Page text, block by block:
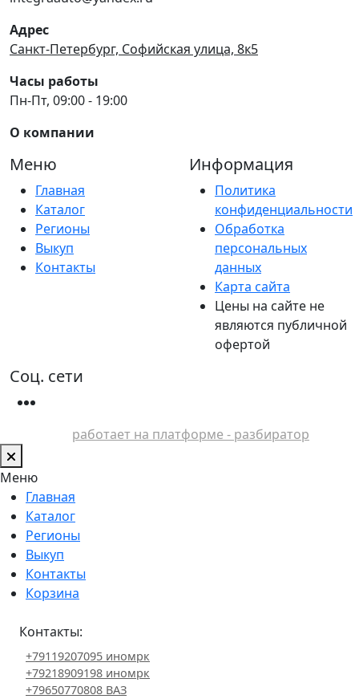
Адрес
Санкт-Петербург, Софийская улица, 8к5
Часы работы
Пн-Пт, 09:00 - 19:00
О компании
Меню
Главная
Каталог
Регионы
Выкуп
Контакты
Информация
Политика
конфиденциальности
Обработка
персональных
данных
Карта сайта
Цены на сайте не
являются публичной
офертой
Соц. сети
работает на платформе - разбиратор
Меню
Главная
Каталог
Регионы
Выкуп
Контакты
Корзина
Контакты:
+79119207095 иномрк
+79218909198 иномрк
+79650770808 ВАЗ